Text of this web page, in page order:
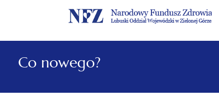
Menu
główne
Menu
lewe
Treść
główna
Szukaj
w
serwisie
Stopka
Co nowego?